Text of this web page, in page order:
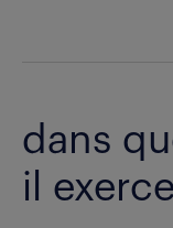
dans
il